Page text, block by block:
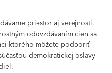
priestor aj verejnosti.
odovzdávaním cien sa
ktorého môžete podporiť
demokratickej oslavy